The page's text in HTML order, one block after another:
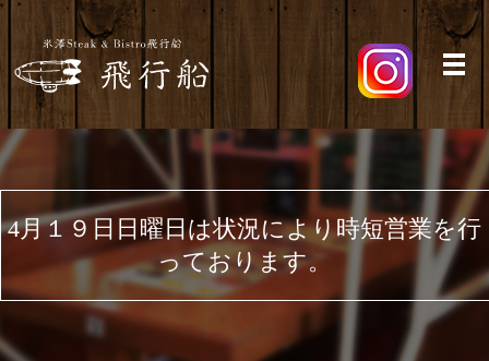
メ
4月１９日日曜日は状況により時短営業を行
っております。